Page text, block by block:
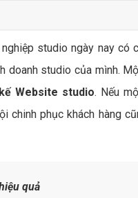
Bảng giá quảng cáo
Bảng giá quản trị Website
Bảng giá quản trị Fanpage
studio ngày nay có
doanh studio của mình.
Website studio. Nếu
chinh phục khách hàng
quả